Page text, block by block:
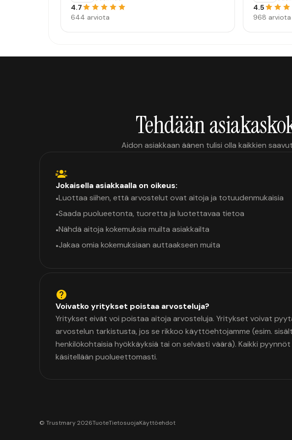
4.7
644 arviota
4.5
968 arviota
Tehdään
Aidon asiakkaan äänen tulisi olla kaikkien
Jokaisella asiakkaalla on oikeus:
•Luottaa siihen, että arvostelut ovat aitoja ja totuudenmukaisia
•Saada puolueetonta, tuoretta ja luotettavaa tietoa
•Nähdä aitoja kokemuksia muilta asiakkailta
•Jakaa omia kokemuksiaan auttaakseen muita
Voivatko yritykset poistaa arvosteluja?
Yritykset eivät voi poistaa aitoja arvosteluja. Yritykset voivat
arvostelun tarkistusta, jos se rikkoo käyttöehtojamme (esim.
henkilökohtaisia hyökkäyksiä tai on selvästi väärä). Kaikki pyynnöt
käsitellään puolueettomasti.
© Trustmary 2026TuoteTietosuojaKäyttöehdot